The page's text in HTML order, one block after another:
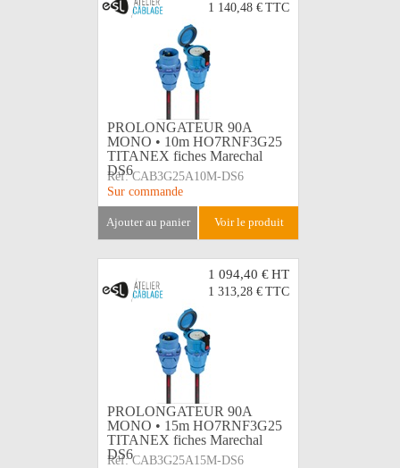
1 140,48 € TTC
PROLONGATEUR 90A
MONO • 10m HO7RNF3G25
TITANEX fiches Marechal
DS6
Réf: CAB3G25A10M-DS6
Sur commande
ajouter au panier voir le produit
1 094,40 €HT
1 313,28 € TTC
PROLONGATEUR 90A
MONO • 15m HO7RNF3G25
TITANEX fiches Marechal
DS6
Réf: CAB3G25A15M-DS6